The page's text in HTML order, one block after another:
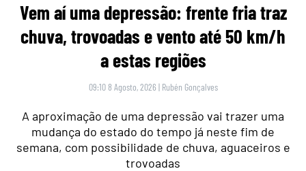
Vem aí uma depressão: frente fria traz
chuva, trovoadas e vento até 50 km/h
a estas regiões
09:10 8 Agosto, 2026 | Rubén Gonçalves
A aproximação de uma depressão vai trazer uma
mudança do estado do tempo já neste fim de
semana, com possibilidade de chuva, aguaceiros e
trovoadas